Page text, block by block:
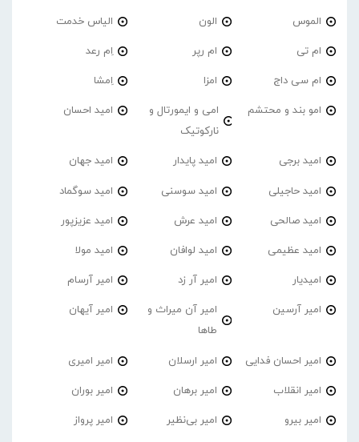
الموس الون الیاس خدمت
ام تی ام رپر اِم رعد
ام سی داج امزا اِمشا
امو بند و محتشم
امی و ایمورتال و
نارکوتیک
امید احسان
امید برجی امید پایدار امید جهان
امید حاجیلی امید سوسنی امید سوگماد
امید صالحی امید عرش امید عزیزپور
امید عظیمی امید لوافان امید مولا
امیدیار امیر آر زد امیر آرسام
امیر آرسین
امیر آن میراث و
طاها
امیر آیهان
امیر احسان فدایی امیر ارسلان امیر امیری
امیر انقلاب امیر برهان امیر‌ بوران
امیر بیرو امیر بی‌نظیر امیر پرواز